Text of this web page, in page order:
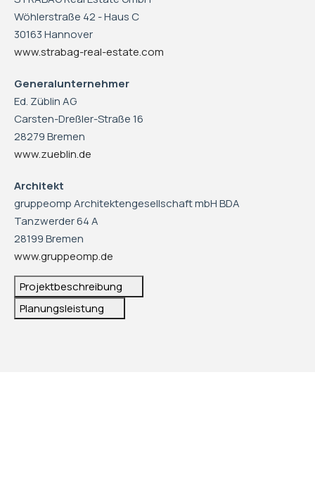
Wöhlerstraße 42 - Haus C
30163 Hannover
www.strabag-real-estate.com
Generalunternehmer
Ed. Züblin AG
Carsten-Dreßler-Straße 16
28279 Bremen
www.zueblin.de
Architekt
gruppeomp Architektengesellschaft mbH BDA
Tanzwerder 64 A
28199 Bremen
www.gruppeomp.de
Projektbeschreibung
Planungsleistung